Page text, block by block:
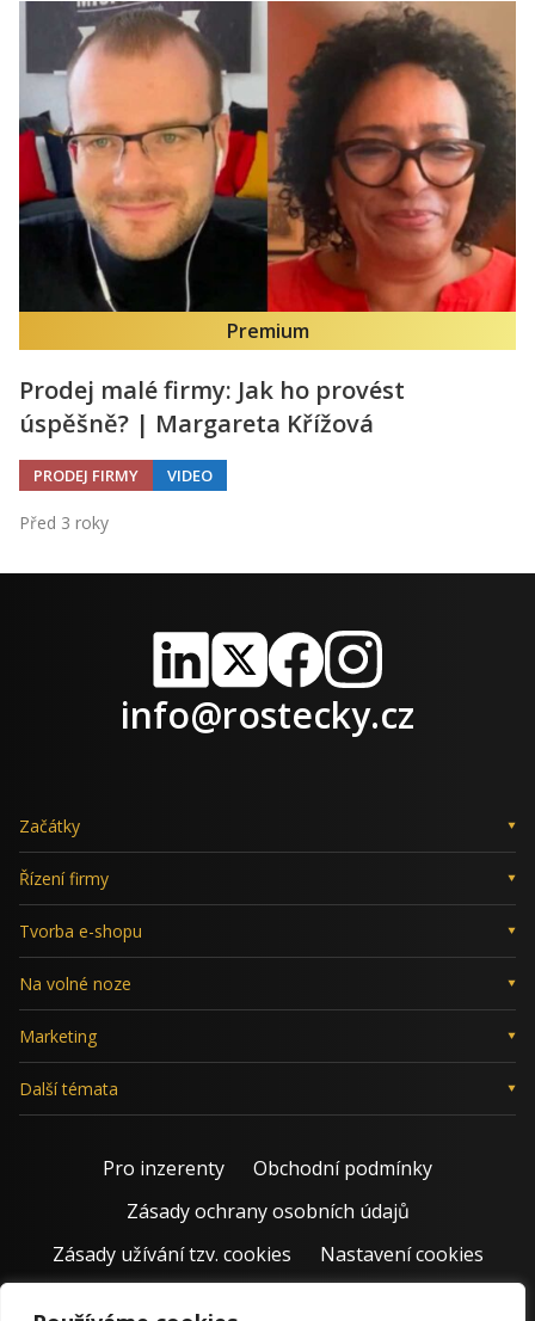
Premium
Prodej malé firmy: Jak ho provést
úspěšně? | Margareta Křížová
PRODEJ FIRMY VIDEO
Před 3 roky
LinkedIn
X FacebookInstagram
info@rostecky.cz
Začátky
Řízení firmy
Tvorba e-shopu
Na volné noze
Marketing
Další témata
Pro inzerenty
Obchodní podmínky
Zásady ochrany osobních údajů
Zásady užívání tzv. cookies
Nastavení cookies